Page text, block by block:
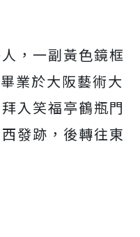
，一副黃色鏡框
業於大阪藝術大
入笑福亭鶴瓶門
發跡，後轉往東